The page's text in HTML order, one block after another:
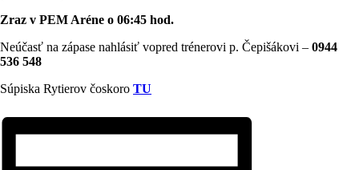
Zraz v PEM Aréne o 06:45 hod.
Neúčasť na zápase nahlásiť vopred trénerovi p. Čepišákovi – 0944
536 548
Súpiska Rytierov čoskoro TU